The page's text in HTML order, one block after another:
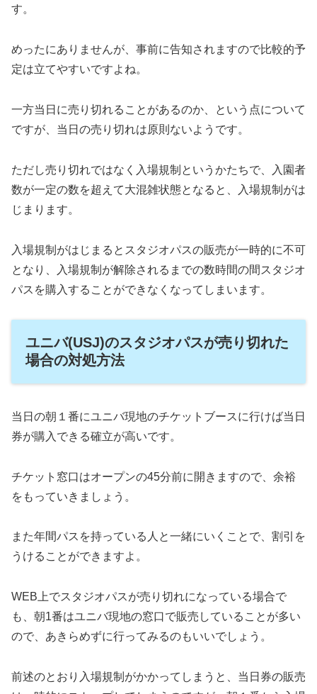
す。
めったにありませんが、事前に告知されますので比較的予
定は立てやすいですよね。
一方当日に売り切れることがあるのか、という点について
ですが、当日の売り切れは原則ないようです。
ただし売り切れではなく入場規制というかたちで、入園者
数が一定の数を超えて大混雑状態となると、入場規制がは
じまります。
入場規制がはじまるとスタジオパスの販売が一時的に不可
となり、入場規制が解除されるまでの数時間の間スタジオ
パスを購入することができなくなってしまいます。
ユニバ(USJ)のスタジオパスが売り切れた
場合の対処方法
当日の朝１番にユニバ現地のチケットブースに行けば当日
券が購入できる確立が高いです。
チケット窓口はオープンの45分前に開きますので、余裕
をもっていきましょう。
また年間パスを持っている人と一緒にいくことで、割引を
うけることができますよ。
WEB上でスタジオパスが売り切れになっている場合で
も、朝1番はユニバ現地の窓口で販売していることが多い
ので、あきらめずに行ってみるのもいいでしょう。
前述のとおり入場規制がかかってしまうと、当日券の販売